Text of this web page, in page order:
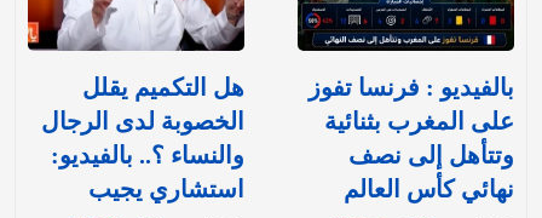
بالفيديو : فرنسا تفوز
على المغرب بثنائية
وتتأهل إلى نصف
نهائي كأس العالم
هل التكميم يقلل
الخصوبة لدى الرجال
والنساء ؟.. بالفيديو:
استشاري يجيب